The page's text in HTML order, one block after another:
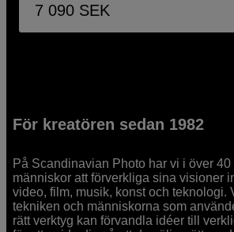
7 090 SEK
För kreatören sedan 1982
På Scandinavian Photo har vi i över
människor att förverkliga sina visioner
video, film, musik, konst och teknologi.
tekniken och människorna som
rätt verktyg kan förvandla idéer till